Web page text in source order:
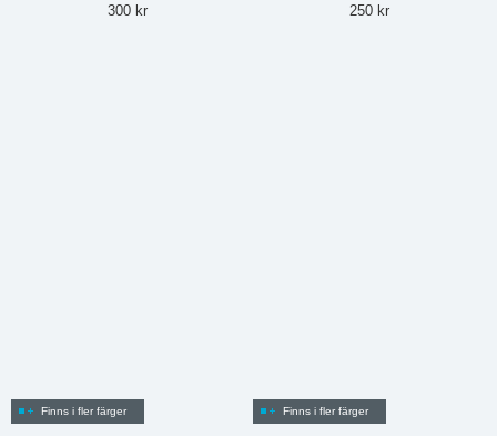
300 kr
250 kr
Finns i fler färger Finns i fler färger